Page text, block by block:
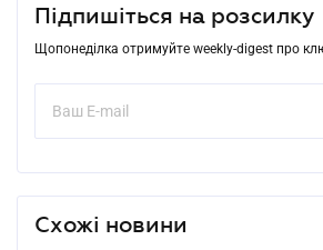
Підпишіться на розсилку
Щопонеділка отримуйте weekly-digest про
Схожі новини